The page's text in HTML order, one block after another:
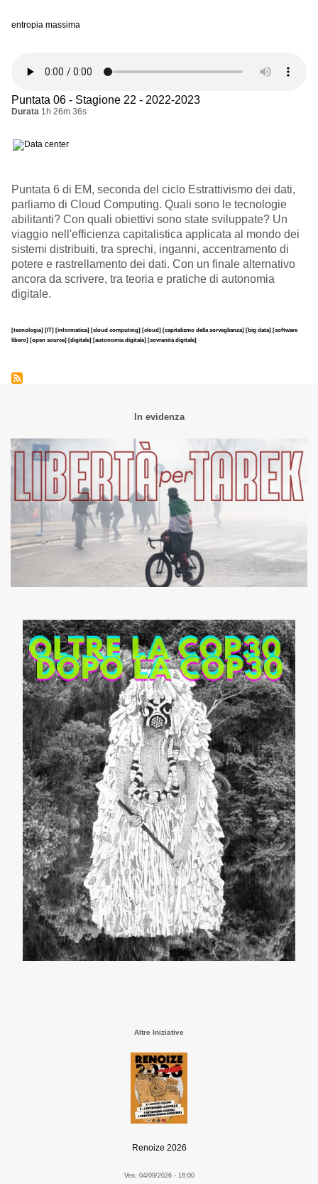
entropia massima
Puntata 06 - Stagione 22 - 2022-2023
Durata 1h 26m 36s
Puntata 6 di EM, seconda del ciclo Estrattivismo dei dati,
parliamo di Cloud Computing. Quali sono le tecnologie
abilitanti? Con quali obiettivi sono state sviluppate? Un
viaggio nell'efficienza capitalistica applicata al mondo dei
sistemi distribuiti, tra sprechi, inganni, accentramento di
potere e rastrellamento dei dati. Con un finale alternativo
ancora da scrivere, tra teoria e pratiche di autonomia
digitale.
[tecnologia] [IT] [informatica] [cloud computing] [cloud] [capitalismo della sorveglianza] [big data] [software
libero] [open source] [digitale] [autonomia digitale] [sovranità digitale]
In evidenza
Altre Iniziative
Renoize 2026
Ven, 04/09/2026 - 16:00